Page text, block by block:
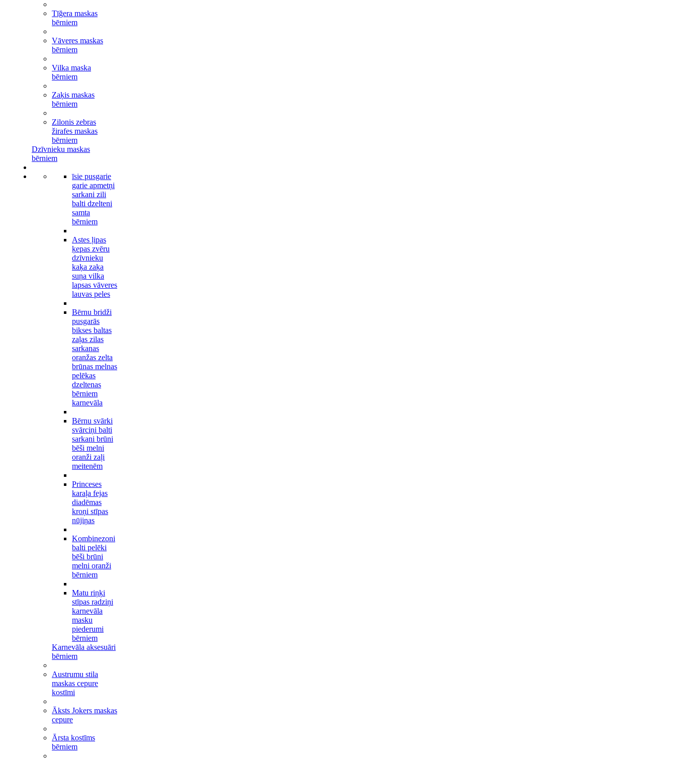
Tīğera maskas
bērniem
Vāveres maskas
bērniem
Vilka maska
bērniem
Zaķis maskas
bērniem
Zilonis zebras
žirafes maskas
bērniem
Dzīvnieku maskas
bērniem
īsie pusgarie
garie apmetņi
sarkani zili
balti dzelteni
samta
bērniem
Astes ļipas
ķepas zvēru
dzīvnieku
kaķa zaķa
suņa vilka
lapsas vāveres
lauvas peles
Bērnu bridži
pusgarās
bikses baltas
zaļas zilas
sarkanas
oranžas zelta
brūnas melnas
pelēkas
dzeltenas
bērniem
karnevāla
Bērnu svārki
svārciņi balti
sarkani brūni
bēši melni
oranži zaļi
meitenēm
Princeses
karaļa fejas
diadēmas
kroņi stīpas
nūjiņas
Kombinezoni
balti pelēki
bēši brūni
melni oranži
bērniem
Matu riņķi
stīpas radziņi
karnevāla
masku
piederumi
bērniem
Karnevāla aksesuāri
bērniem
Austrumu stila
maskas cepure
kostīmi
Āksts Jokers maskas
cepure
Ārsta kostīms
bērniem